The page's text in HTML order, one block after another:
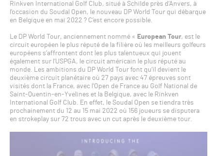
Rinkven International Golf Club, situé à Schilde près d’Anvers, à
l’occasion du Soudal Open, le nouveau DP World Tour qui débarque
en Belgique en mai 2022 ? C’est encore possible.
Le DP World Tour, anciennement nommé « European Tour, est le
circuit européen le plus réputé de la filière où les meilleurs golfeurs
européens s’affrontent dont les plus talentueux qui jouent
également sur l’USPGA, le circuit américain le plus réputé au
monde. Les ambitions du DP World Tour font qu’il devient le
deuxième circuit planétaire où 27 pays avec 47 épreuves sont
visités dont la France, avec l’Open de France au Golf National de
Saint-Quentin-en-Yvelines et la Belgique, avec le Rinkven
International Golf Club. En effet, le Soudal Open se tiendra très
prochainement du 12 au 15 mai 2022 où 156 joueurs se disputera
en strokeplay sur 72 trous avec un cut après le deuxième tour.